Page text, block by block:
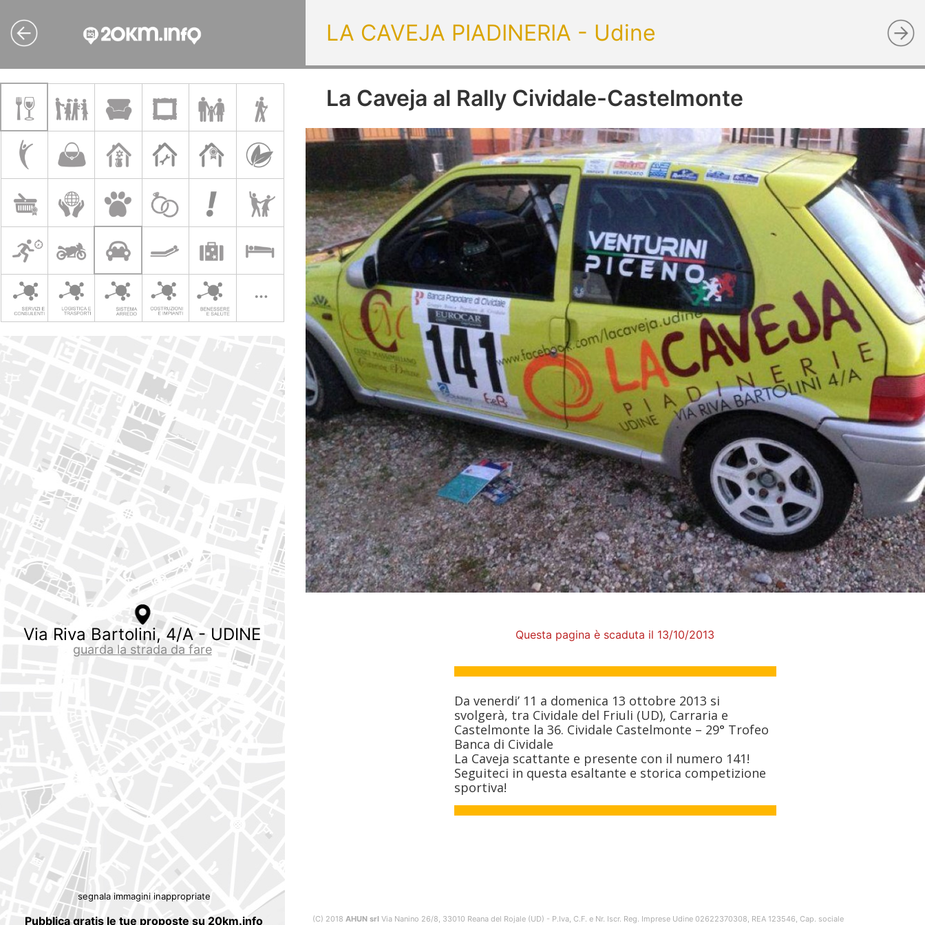
Via Riva Bartolini, 4/A - UDINE
guarda la strada da fare
segnala immagini inappropriate
Pubblica gratis le tue proposte su 20km.info
LA CAVEJA PIADINERIA - Udine
La Caveja al Rally Cividale-Castelmonte
Questa pagina è scaduta il 13/10/2013
Da venerdi’ 11 a domenica 13 ottobre 2013 si
svolgerà, tra Cividale del Friuli (UD), Carraria e
Castelmonte la 36. Cividale Castelmonte – 29° Trofeo
Banca di Cividale
La Caveja scattante e presente con il numero 141!
Seguiteci in questa esaltante e storica competizione
sportiva!
(C) 2018 AHUN srlVia Nanino 26/8, 33010 Reana del Rojale (UD) - P.Iva, C.F. e Nr. Iscr. Reg. Imprese Udine 02622370308, REA 123546, Cap. sociale